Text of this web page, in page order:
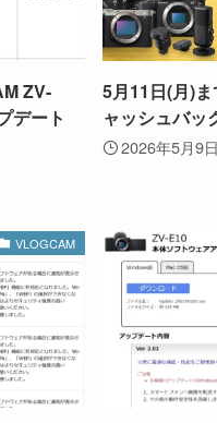
ZV-
デート
5月11日(月)
ャッシュバッ
2026年5月9日
VLOGCAM